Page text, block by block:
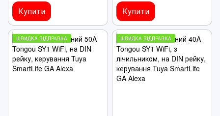
Купити Купити
ШВИДКА ВІДПРАВКА ШВИДКА ВІДПРАВКА